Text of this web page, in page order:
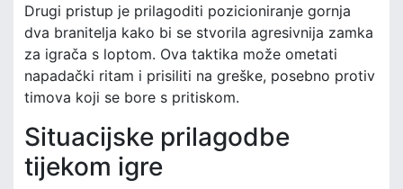
Drugi pristup je prilagoditi pozicioniranje gornja
dva branitelja kako bi se stvorila agresivnija zamka
za igrača s loptom. Ova taktika može ometati
napadački ritam i prisiliti na greške, posebno protiv
timova koji se bore s pritiskom.
Situacijske prilagodbe
tijekom igre